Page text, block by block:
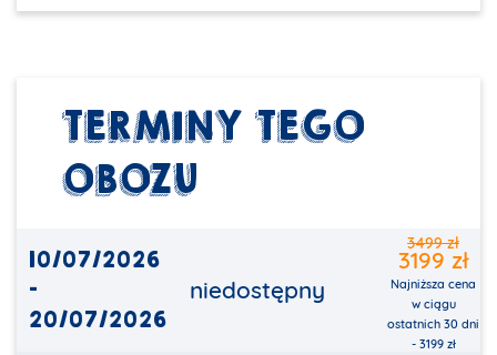
TERMINY TEGO
OBOZU
10/07/2026
-
20/07/2026
niedostępny
3499 zł
3199 zł
Najniższa cena
w ciągu
ostatnich 30 dni
- 3199 zł